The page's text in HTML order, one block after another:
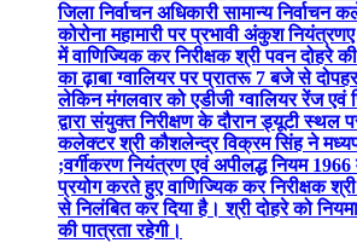
जिला निर्वाचन अधिकारी सामान्य निर्वाचन
कोरोना महामारी पर प्रभावी अंकुश
में वाणिज्यिक कर निरीक्षक श्री पवन दोहरे
का ढ़ाबा ग्वालियर पर प्रातरू 7 बजे से
लेकिन मंगलवार को एडीजी ग्वालियर रेंज एवं
द्वारा संयुक्त निरीक्षण के दौरान ड्यूटी स्थल
कलेक्टर श्री कौशलेन्द्र विक्रम सिंह ने
;वर्गीकरण नियंत्रण एवं अपीलद्ध नियम 1966
प्रयोग करते हुए वाणिज्यिक कर निरीक्षक
से निलंबित कर दिया है। श्री दोहरे को
की पात्रता रहेगी।